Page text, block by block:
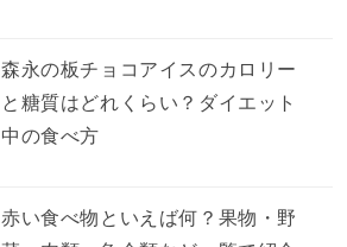
森永の板チョコアイスのカロリー
と糖質はどれくらい？ダイエット
中の食べ方
赤い食べ物といえば何？果物・野